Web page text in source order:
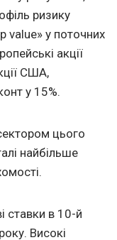
ризику
value» у поточних
акції
США,
у 15%.
цього
найбільше
ставки в 10-й
Високі